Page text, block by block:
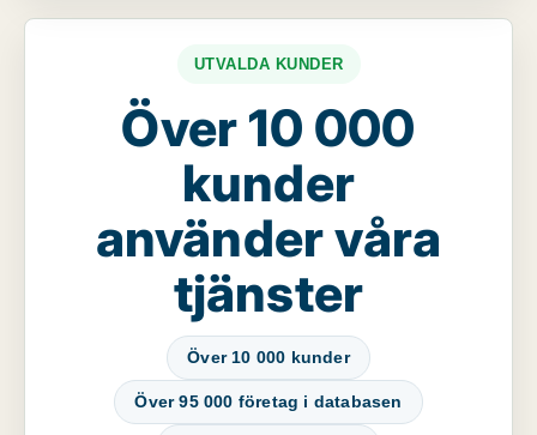
UTVALDA KUNDER
Över 10 000
kunder
använder våra
tjänster
Över 10 000 kunder
Över 95 000 företag i databasen